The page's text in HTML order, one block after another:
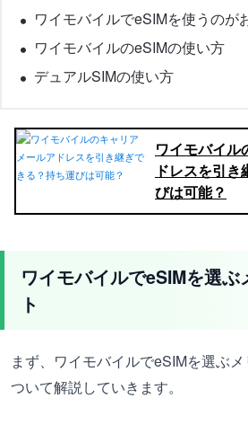
ワイモバイルでeSIMを使うのが
ワイモバイルのeSIMの使い方
デュアルSIMの使い方
ワイモバイル
ドレスを引
びは可能？
ワイモバイルでeSIMを選ぶ
ト
まず、ワイモバイルでeSIMを選ぶ
ついて解説していきます。